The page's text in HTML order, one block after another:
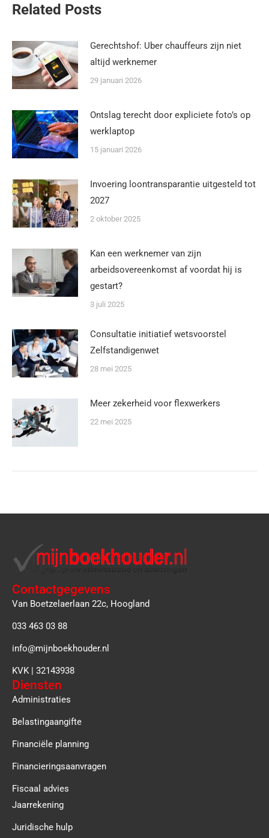
Related Posts
Gerechtshof: Uber chauffeurs zijn niet
altijd werknemer
29 januari 2026
Ontslag terecht door expliciete foto’s op
werklaptop
15 januari 2026
Invoering loontransparantie uitgesteld tot
2027
2 oktober 2025
Kan een werknemer van zijn
arbeidsovereenkomst af voordat hij is
gestart?
3 juli 2025
Consultatie initiatief wetsvoorstel
Zelfstandigenwet
28 mei 2025
Meer zekerheid voor flexwerkers
22 mei 2025
Contactgegevens
Van Boetzelaerlaan 22c, Hoogland
033 463 03 88
info@mijnboekhouder.nl
KVK | 32143938
Diensten
Administraties
Belastingaangifte
Financiële planning
Financieringsaanvragen
Fiscaal advies
Jaarrekening
Juridische hulp